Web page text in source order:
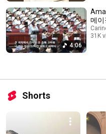
4:06
메이
31K
Shorts